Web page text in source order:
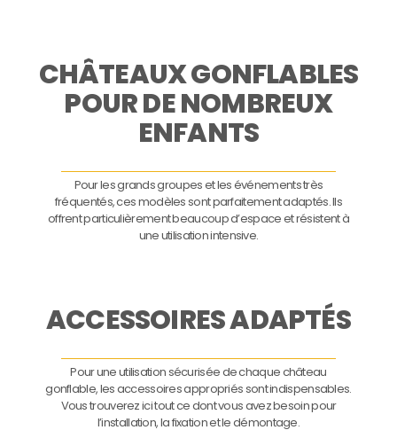
CHÂTEAUX GONFLABLES
POUR DE NOMBREUX
ENFANTS
Pour les grands groupes et les événements très
fréquentés, ces modèles sont parfaitement adaptés. Ils
offrent particulièrement beaucoup d’espace et résistent à
une utilisation intensive.
ACCESSOIRES ADAPTÉS
Pour une utilisation sécurisée de chaque château
gonflable, les accessoires appropriés sont indispensables.
Vous trouverez ici tout ce dont vous avez besoin pour
l’installation, la fixation et le démontage.